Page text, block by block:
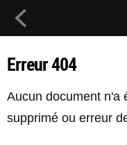
Erreur 404
Aucun document n'a
supprimé ou erreur